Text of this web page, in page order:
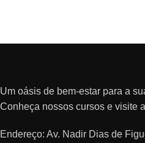
Um oásis de bem-estar para a
Conheça nossos cursos e visite
Endereço: Av. Nadir Dias de